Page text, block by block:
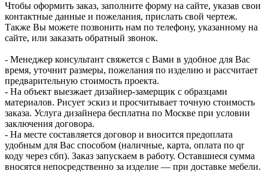
Чтобы оформить заказ, заполните форму на сайте, указав свои
контактные данные и пожелания, прислать свой чертеж.
Также Вы можете позвонить нам по телефону, указанному на
сайте, или заказать обратный звонок.
- Менеджер консультант свяжется с Вами в удобное для Вас
время, уточнит размеры, пожелания по изделию и рассчитает
предварительную стоимость проекта.
- На объект выезжает дизайнер-замерщик с образцами
материалов. Рисует эскиз и просчитывает точную стоимость
заказа. Услуга дизайнера бесплатна по Москве при условии
заключения договора.
- На месте составляется договор и вносится предоплата
удобным для Вас способом (наличные, карта, оплата по qr
коду через сбп). Заказ запускаем в работу. Оставшиеся сумма
вносятся непосредственно за изделие — при доставке мебели.